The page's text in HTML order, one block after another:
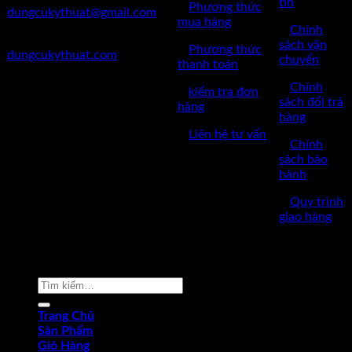
dungcukythuat@gmail.com
dungcukythuat.com
Phương thức
mua hàng
Phương thức
thanh toán
kiểm tra đơn
hàng
Liên hệ tư vấn
Chính
sách vận
chuyển
Chính
sách đổi trả
hàng
Chính
sách bảo
hành
Quy trình
giao hàng
Tìm
Trang Chủ
Sản Phẩm
Giỏ Hàng